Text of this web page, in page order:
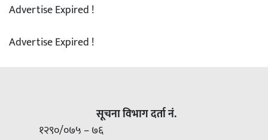
Advertise Expired !
Advertise Expired !
सूचना विभाग दर्ता नं.
१२९०/०७५ – ७६